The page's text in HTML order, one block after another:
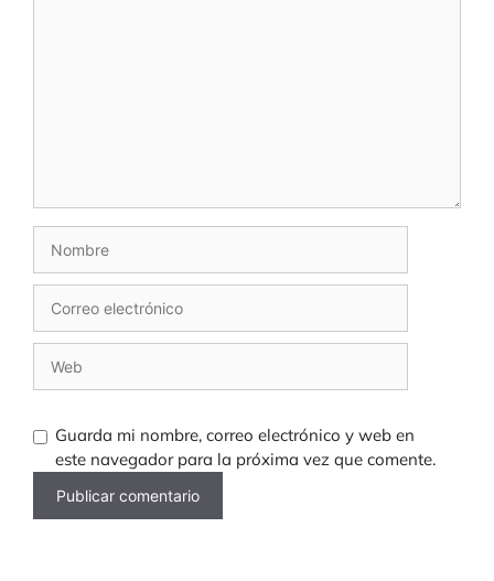
Nombre
Correo
electrónico
Web
Guarda mi nombre, correo electrónico y web en
este navegador para la próxima vez que comente.